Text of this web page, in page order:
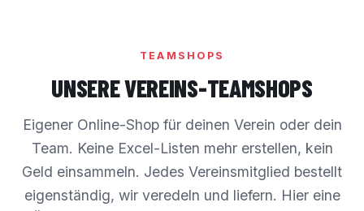
TEAMSHOPS
UNSERE VEREINS-TEAMSHOPS
Eigener Online-Shop für deinen Verein oder dein
Team. Keine Excel-Listen mehr erstellen, kein
Geld einsammeln. Jedes Vereinsmitglied bestellt
eigenständig, wir veredeln und liefern. Hier eine